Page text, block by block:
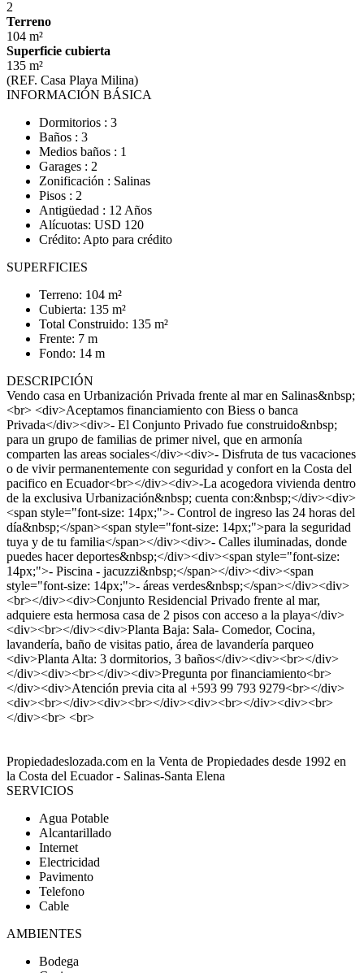
2
Terreno
104 m²
Superficie cubierta
135 m²
(REF. Casa Playa Milina)
INFORMACIÓN BÁSICA
Dormitorios : 3
Baños : 3
Medios baños : 1
Garages : 2
Zonificación : Salinas
Pisos : 2
Antigüedad : 12 Años
Alícuotas: USD 120
Crédito: Apto para crédito
SUPERFICIES
Terreno: 104 m²
Cubierta: 135 m²
Total Construido: 135 m²
Frente: 7 m
Fondo: 14 m
DESCRIPCIÓN
Vendo casa en Urbanización Privada frente al mar en Salinas&nbsp;
<br> <div>Aceptamos financiamiento con Biess o banca
Privada</div><div>- El Conjunto Privado fue construido&nbsp;
para un grupo de familias de primer nivel, que en armonía
comparten las areas sociales</div><div>- Disfruta de tus vacaciones
o de vivir permanentemente con seguridad y confort en la Costa del
pacifico en Ecuador<br></div><div>-La acogedora vivienda dentro
de la exclusiva Urbanización&nbsp; cuenta con:&nbsp;</div><div>
<span style="font-size: 14px;">- Control de ingreso las 24 horas del
día&nbsp;</span><span style="font-size: 14px;">para la seguridad
tuya y de tu familia</span></div><div>- Calles iluminadas, donde
puedes hacer deportes&nbsp;</div><div><span style="font-size:
14px;">- Piscina - jacuzzi&nbsp;</span></div><div><span
style="font-size: 14px;">- áreas verdes&nbsp;</span></div><div>
<br></div><div>Conjunto Residencial Privado frente al mar,
adquiere esta hermosa casa de 2 pisos con acceso a la playa</div>
<div><br></div><div>Planta Baja: Sala- Comedor, Cocina,
lavandería, baño de visitas patio, área de lavandería parqueo
<div>Planta Alta: 3 dormitorios, 3 baños</div><div><br></div>
</div><div><br></div><div>Pregunta por financiamiento<br>
</div><div>Atención previa cita al +593 99 793 9279<br></div>
<div><br></div><div><br></div><div><br></div><div><br>
</div><br> <br>
Propiedadeslozada.com en la Venta de Propiedades desde 1992 en
la Costa del Ecuador - Salinas-Santa Elena
SERVICIOS
Agua Potable
Alcantarillado
Internet
Electricidad
Pavimento
Telefono
Cable
AMBIENTES
Bodega